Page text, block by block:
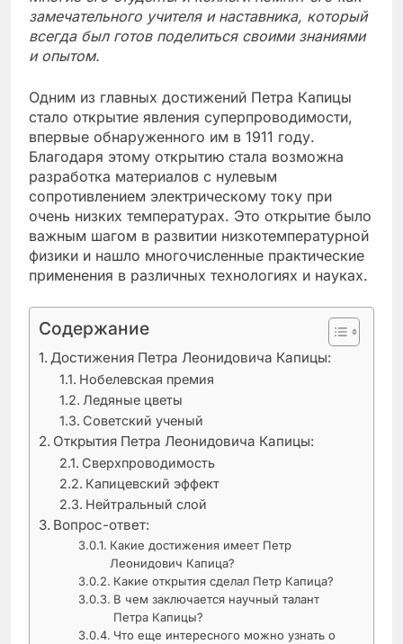
замечательного учителя и наставника, который
всегда был готов поделиться своими знаниями
и опытом.
Одним из главных достижений Петра Капицы
стало открытие явления суперпроводимости,
впервые обнаруженного им в 1911 году.
Благодаря этому открытию стала возможна
разработка материалов с нулевым
сопротивлением электрическому току при
очень низких температурах. Это открытие было
важным шагом в развитии низкотемпературной
физики и нашло многочисленные практические
применения в различных технологиях и науках.
Содержание
Достижения Петра Леонидовича Капицы:
Нобелевская премия
Ледяные цветы
Советский ученый
Открытия Петра Леонидовича Капицы:
Сверхпроводимость
Капицевский эффект
Нейтральный слой
Вопрос-ответ:
Какие достижения имеет Петр
Леонидович Капица?
Какие открытия сделал Петр Капица?
В чем заключается научный талант
Петра Капицы?
Что еще интересного можно узнать о